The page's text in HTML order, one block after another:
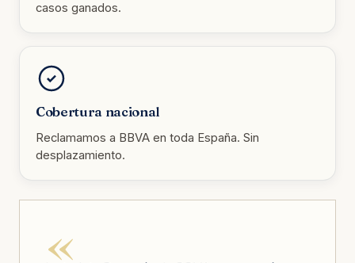
casos ganados.
Cobertura nacional
Reclamamos a BBVA en toda España. Sin
desplazamiento.
«